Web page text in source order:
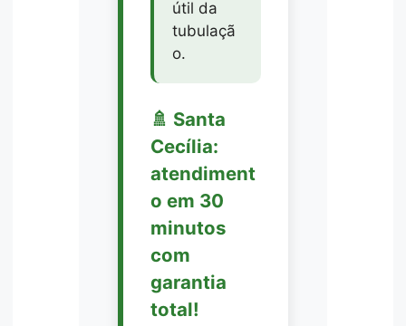
útil da
tubulaçã
o.
🚿 Santa
Cecília:
atendiment
o em 30
minutos
com
garantia
total!